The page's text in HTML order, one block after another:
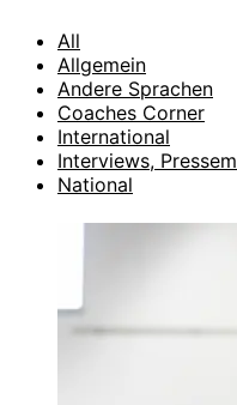
All
Allgemein
Andere Sprachen
Coaches Corner
International
Interviews,
National